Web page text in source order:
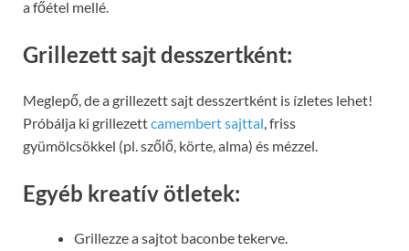
a főétel mellé.
Grillezett sajt desszertként:
Meglepő, de a grillezett sajt desszertként is ízletes lehet!
Próbálja ki grillezettcamembert sajttal, friss
gyümölcsökkel (pl. szőlő, körte, alma) és mézzel.
Egyéb kreatív ötletek:
Grillezze a sajtot baconbe tekerve.